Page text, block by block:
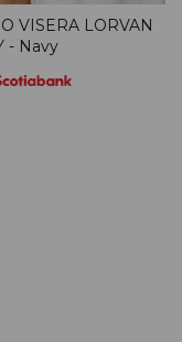
VISERA LORVAN
- Navy